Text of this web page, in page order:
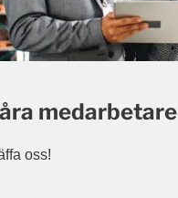
medarbetare
oss!